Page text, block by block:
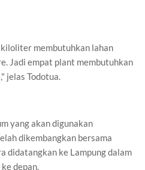
membutuhkan lahan
Jadi empat plant membutuhkan
jelas Todotua.
yang akan digunakan
dikembangkan bersama
didatangkan ke Lampung dalam
depan.